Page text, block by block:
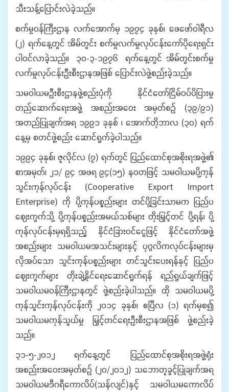
သီးသန့်ပြောင်းလဲခဲ့သည်။
စက်မှုဝန်ကြီးဌာန လက်အောက်မှ ၁၉၇၄ ခုနှစ်၊ ဖေဖော်ဝါရီလ
(၂) ရက်နေ့တွင် အိမ်တွင်း စက်မှုလက်မှုလုပ်ငန်းကော်ပိုရေးရှင်း
ပါဝင်လာခဲ့သည်။ ၃၀-၃-၁၉၇၆ ရက်နေ့တွင် အိမ်တွင်းစက်မှု
လက်မှုလုပ်ငန်းဦးစီးဌာနအဖြစ် ပြောင်းလဲဖွဲ့စည်းခဲ့သည်။
သမဝါယမဦးစီးဌာနဖွဲ့စည်းပုံကို နိုင်ငံတော်ငြိမ်ဝပ်ပိပြားမှု
တည်ဆောက်ရေးအဖွဲ့ အစည်းအဝေး အမှတ်စဉ် (၃၉/၉၁)
အတည်ပြုချက်အရ ၁၉၉၁ ခုနှစ် ၊ အောက်တိုဘာလ (၃၀) ရက်
နေ့မှ စတင်ဖွဲ့စည်း ဆောင်ရွက်ခဲ့ပါသည်။
၁၉၉၄ ခုနှစ်၊ ဇူလိုင်လ (၇) ရက်တွင် ပြည်ထောင်စုအစိုးရအဖွဲ့၏
စာအမှတ်၊ ၂၁/ ၉၄ အဖရ ၉၄(၁၅) နဝတဖြင့် သမဝါယမပို့ကုန်
သွင်းကုန်လုပ်ငန်း (Cooperative Export Import
Enterprise) ကို ပို့ကုန်ပစ္စည်းများ တင်ပို့ခြင်းသာမက ပြည်ပ
ဈေးကွက်သို့ ပို့ကုန်ပစ္စည်းအမယ်သစ်များ တိုးမြှင့်တင် ပို့ရန်၊ ပို့
ကုန်လုပ်ငန်းမှရရှိသည့် နိုင်ငံခြားဝင်ငွေဖြင့် နိုင်ငံတော်အဖွဲ့
အစည်းများ သမဝါယမအသင်းများနှင့် ပုဂ္ဂလိကလုပ်ငန်းများမှ
လိုအပ်သော သွင်းကုန်ပစ္စည်းများ တင်သွင်းပေးရန်နှင့် ပြည်ပ
ဈေးကွက်များ တိုးချဲ့နိုင်ရေးဆောင်ရွက်ရန် ရည်ရွယ်ချက်ဖြင့်
သမဝါယမဝန်ကြီးဌာနတွင် ဖွဲ့စည်းခဲ့ပါသည်။ ထို သမဝါယမပို့
ကုန်သွင်းကုန်လုပ်ငန်းကို ၂၀၁၄ ခုနှစ်၊ ဧပြီလ (၁) ရက်မှစ၍
သမဝါယမကုန်သွယ်မှု မြှင့်တင်ရေးဦးစီးဌာနအဖြစ် ဖွဲ့စည်းခဲ့
သည်။
၃၁-၅-၂၀၁၂ ရက်နေ့တွင် ပြည်ထောင်စုအစိုးရအဖွဲ့ရုံး
အစည်းအဝေးအမှတ်စဉ် (၂၀/၂၀၁၂) သဘောတူခွင့်ပြုချက်အရ
သမဝါယမဒီဂရီကောလိပ်(သန်လျင်)နှင့် သမဝါယမကောလိပ်